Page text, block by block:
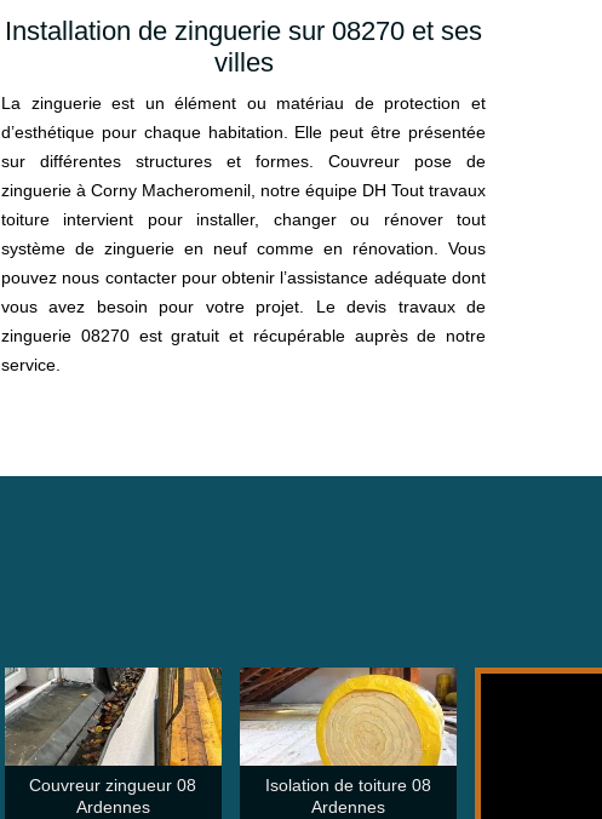
Installation de zinguerie sur 08270 et ses
villes
La zinguerie est un élément ou matériau de protection et
d’esthétique pour chaque habitation. Elle peut être présentée
sur différentes structures et formes. Couvreur pose de
zinguerie à Corny Macheromenil, notre équipe DH Tout travaux
toiture intervient pour installer, changer ou rénover tout
système de zinguerie en neuf comme en rénovation. Vous
pouvez nous contacter pour obtenir l’assistance adéquate dont
vous avez besoin pour votre projet. Le devis travaux de
zinguerie 08270 est gratuit et récupérable auprès de notre
service.
Couvreur zingueur 08
Ardennes
Isolation de toiture 08
Ardennes